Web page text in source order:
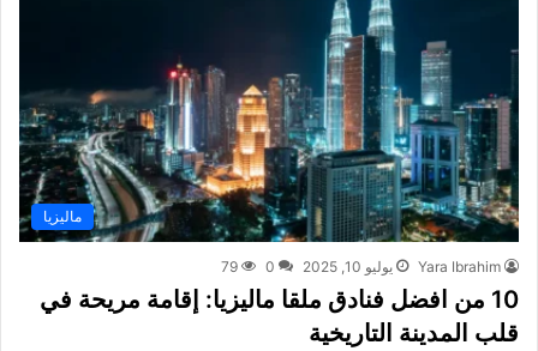
ماليزيا
Yara Ibrahim يوليو 10, 2025 0
79
10 من افضل فنادق ملقا ماليزيا: إقامة مريحة في
قلب المدينة التاريخية